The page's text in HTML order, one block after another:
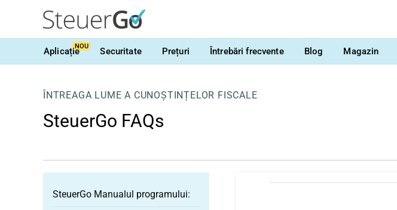
AplicațieNOU Securitate Prețuri Întrebări frecvente Blog Magazin
ÎNTREAGA LUME A CUNOȘTINȚELOR FISCALE
SteuerGo FAQs
SteuerGo Manualul programului: